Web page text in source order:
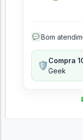
💬 Bom
🛡️Compra
Geek